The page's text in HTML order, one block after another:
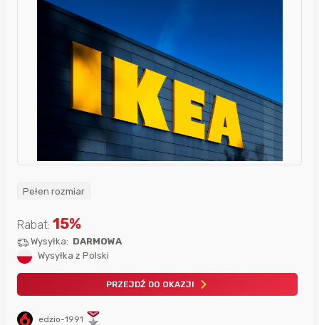
Pełen rozmiar
edzio-1991
Rabat: 15%
Wysyłka: DARMOWA
Wysyłka z Polski
PRZEJDŹ DO OKAZJI